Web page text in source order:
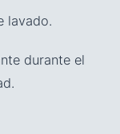
lavado.
durante el